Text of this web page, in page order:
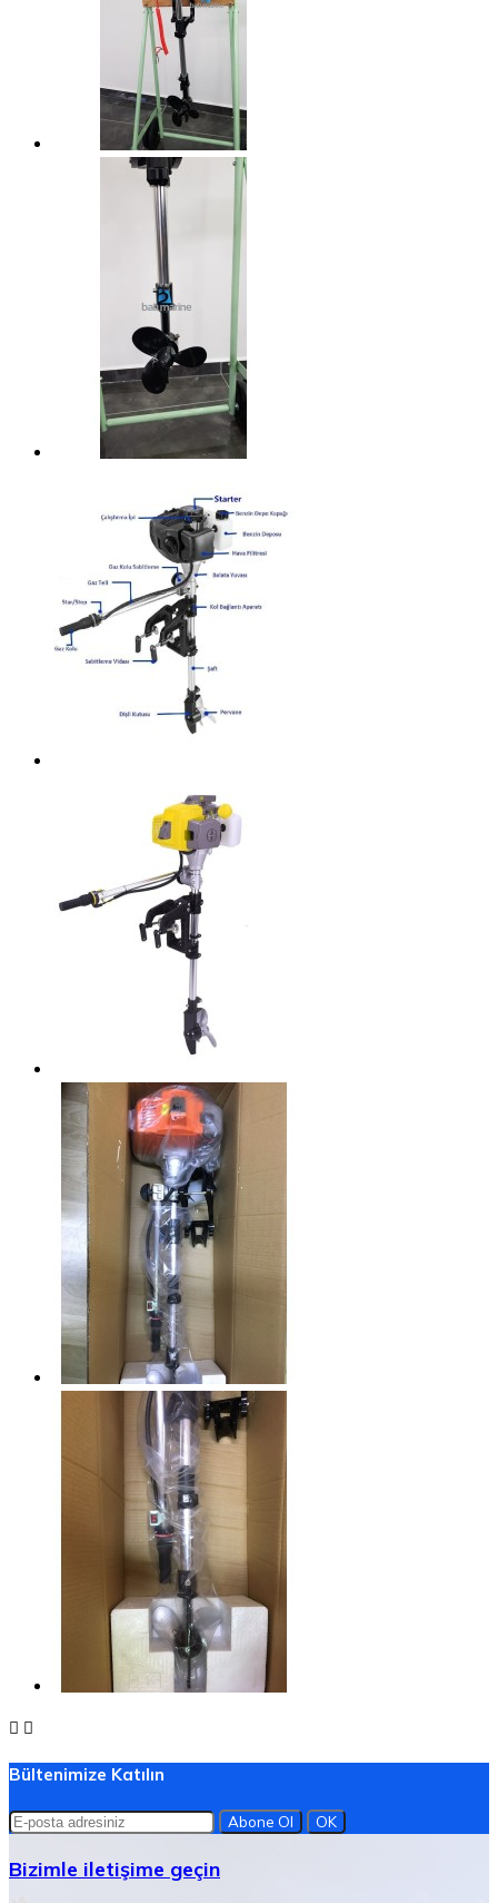
 
Bültenimize Katılın
Bizimle iletişime geçin